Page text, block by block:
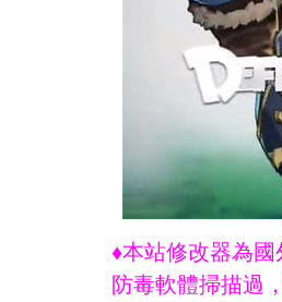
♦本站修改器為
防毒軟體掃描過